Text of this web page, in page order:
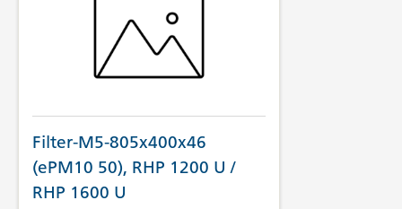
Filter-M5-805x400x46
(ePM10 50), RHP 1200 U /
RHP 1600 U